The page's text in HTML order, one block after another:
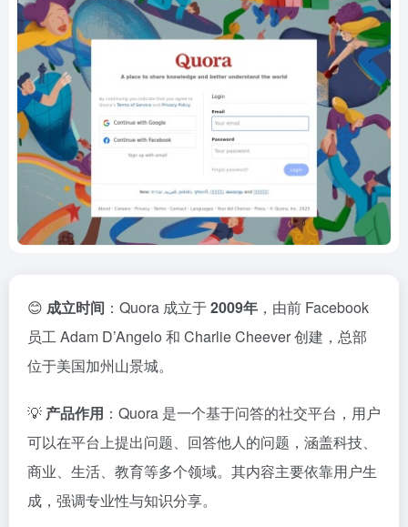
😊 成立时间 ： Quora 成立于2009年 ， 由前 Facebook
员工Adam D’Angelo 和 CharlieCheever创建， 总部
位于美国加州山景城。
💡 产品作用 ： Quora 是一个基于问答的社交平台， 用户
可以在平台上提出问题、 回答他人的问题， 涵盖科技、
商业、 生活、 教育等多个领域。 其内容主要依靠用户生
成， 强调专业性与知识分享。